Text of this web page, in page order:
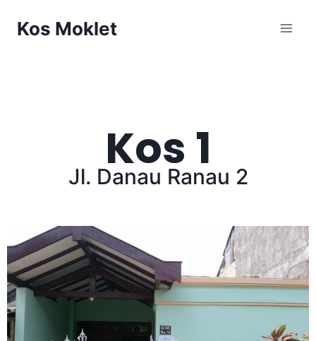
Kos Moklet
Kos 1
Jl. Danau Ranau 2